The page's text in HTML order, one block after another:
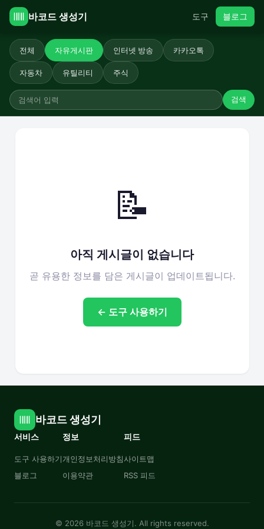
바코드 생성기 도구 블로그
전체 자유게시판 인터넷 방송 카카오톡
자동차 유틸리티 주식
검색
📝
아직 게시글이 없습니다
곧 유용한 정보를 담은 게시글이 업데이트됩니다.
← 도구 사용하기
바코드 생성기
서비스
도구 사용하기
블로그
정보
개인정보처리방침
이용약관
피드
사이트맵
RSS 피드
© 2026 바코드 생성기. All rights reserved.